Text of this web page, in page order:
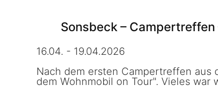
Sonsbeck – Campertreffen
16.04. - 19.04.2026
Nach dem ersten Campertreffen aus
dem Wohnmobil on Tour". Vieles